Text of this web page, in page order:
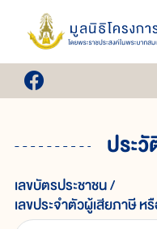
ประ
เลขบัตรประชาชน /
เลขประจำตัวผู้เสียภาษี ห